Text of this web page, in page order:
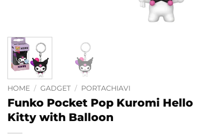
HOME / GADGET / PORTACHIAVI
Funko Pocket Pop Kuromi Hello
Kitty with Balloon